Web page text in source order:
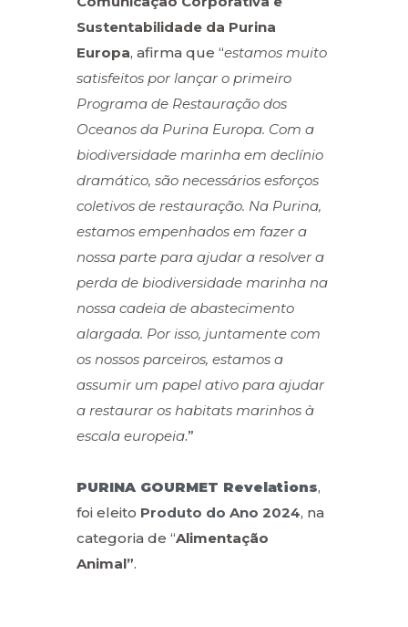
Sustentabilidade da Purina
Europa, afirma que “estamos muito
satisfeitos por lançar o primeiro
Programa de Restauração dos
Oceanos da Purina Europa. Com a
biodiversidade marinha em declínio
dramático, são necessários esforços
coletivos de restauração. Na Purina,
estamos empenhados em fazer a
nossa parte para ajudar a resolver a
perda de biodiversidade marinha na
nossa cadeia de abastecimento
alargada. Por isso, juntamente com
os nossos parceiros, estamos a
assumir um papel ativo para ajudar
a restaurar os habitats marinhos à
escala europeia.”
PURINA GOURMET Revelations,
foi eleito Produto do Ano 2024, na
categoria de “Alimentação
Animal”.